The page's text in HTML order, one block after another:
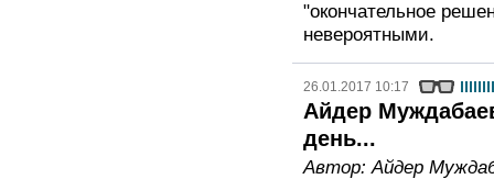
"окончательное
невероятными.
26.01.2017 10:17
Айдер
день...
Автор:Айдер